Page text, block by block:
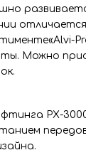
Можно
РХ-